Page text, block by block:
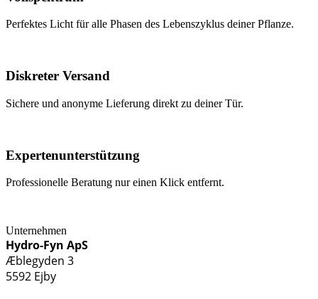
Perfektes Licht für alle Phasen des Lebenszyklus deiner Pflanze.
Diskreter Versand
Sichere und anonyme Lieferung direkt zu deiner Tür.
Expertenunterstützung
Professionelle Beratung nur einen Klick entfernt.
Unternehmen
Hydro-Fyn ApS
Æblegyden 3
5592 Ejby